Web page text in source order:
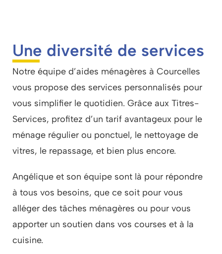
Une diversité de services
Notre équipe d’aides ménagères à Courcelles
vous propose des services personnalisés pour
vous simplifier le quotidien. Grâce aux Titres-
Services, profitez d’un tarif avantageux pour le
ménage régulier ou ponctuel, le nettoyage de
vitres, le repassage, et bien plus encore.
Angélique et son équipe sont là pour répondre
à tous vos besoins, que ce soit pour vous
alléger des tâches ménagères ou pour vous
apporter un soutien dans vos courses et à la
cuisine.